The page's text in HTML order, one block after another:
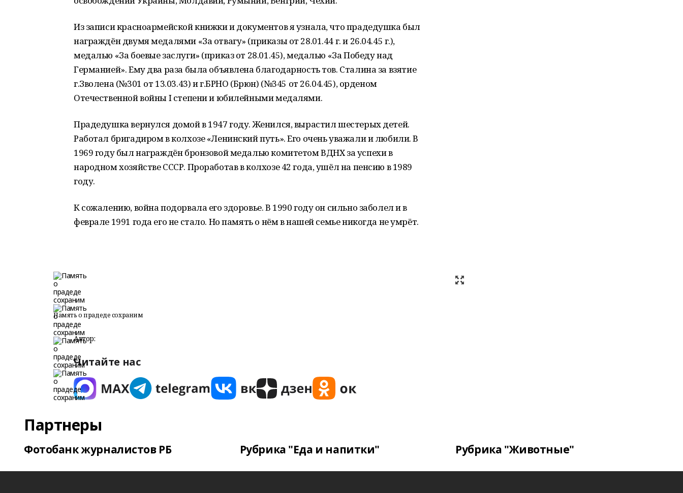
Из записи красноармейской книжки и документов я узнала, что прадедушка был
награждён двумя медалями «За отвагу» (приказы от 28.01.44 г. и 26.04.45 г.),
медалью «За боевые заслуги» (приказ от 28.01.45), медалью «За Победу над
Германией». Ему два раза была объявлена благодарность тов. Сталина за взятие
г.Зволена (№301 от 13.03.43) и г.БРНО (Брюн) (№345 от 26.04.45), орденом
Отечественной войныIстепени и юбилейными медалями.
Прадедушка вернулся домой в 1947 году. Женился, вырастил шестерых детей.
Работал бригадиром в колхозе «Ленинский путь». Его очень уважали и любили. В
1969 году был награждён бронзовой медалью комитетом ВДНХ за успехи в
народном хозяйстве СССР. Проработав в колхозе 42 года, ушёл на пенсию в 1989
году.
К сожалению, война подорвала его здоровье. В 1990 году он сильно заболел и в
феврале 1991 года его не стало. Но память о нём в нашей семье никогда не умрёт.
Память о прадеде сохраним
Автор:
Читайте нас
Партнеры
Фотобанк журналистов РБ Рубрика "Еда и напитки" Рубрика "Животные"